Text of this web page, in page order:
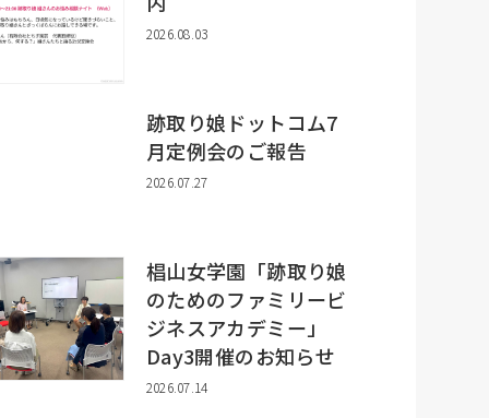
2026.08.03
跡取り娘ドットコム7
月定例会のご報告
2026.07.27
椙山女学園「跡取り娘
のためのファミリービ
ジネスアカデミー」
Day3開催のお知らせ
2026.07.14